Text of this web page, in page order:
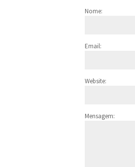
Nome:
Email:
Website:
Mensagem: